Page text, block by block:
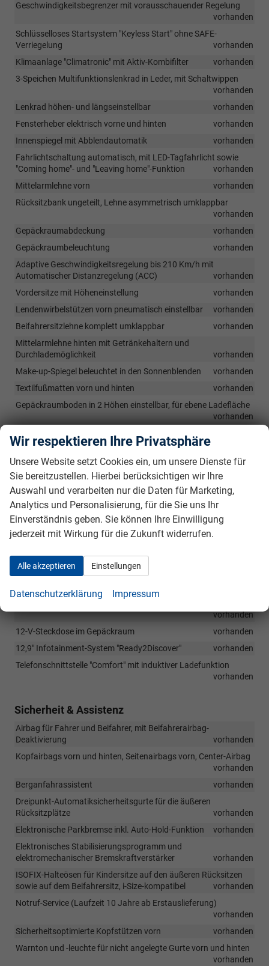
Geschwindigkeitsbegrenzer mit vorausschauender Regelung
vorhanden
Schlüsselloses Startsystem "Keyless Start" ohne SAFE-
Verriegelung
vorhanden
Klimaanlage "Climatronic" mit Aktiv-Kombifilter
vorhanden
3-Speichen Multifunktionslenkrad in Leder, mit Schaltwippen
vorhanden
Lenkrad höhen- und längseinstellbar
vorhanden
Fensterheber elektrisch vorne und hinten
vorhanden
Innenspiegel mit Abblendautomatik
vorhanden
Fahrlichtschaltung automatisch, mit LED-Tagfahrlicht sowie
"Coming home"- und "Leaving home"-Funktion
vorhanden
Mittelarmlehne vorn
vorhanden
Rücksitzbank ungeteilt, Lehne asymmetrisch umklappbar
vorhanden
Gepäckraumabdeckung
vorhanden
Gepäckraumbeleuchtung
vorhanden
Adaptive Geschwindigkeitsregelung bis 210 Km/h mit
Automatischer Distanzregelung (ACC)
vorhanden
Vordersitze mit Höheneinstellung
vorhanden
Lendenwirbelstützen vorn pneumatisch einstellbar
vorhanden
Beifahrersitzlehne komplett umklappbar
vorhanden
Mittelarmlehne hinten mit Getränkehaltern und
Durchlademöglichkeit
vorhanden
Make-up-Spiegel beleuchtet in den Sonnenblenden
vorhanden
Textilfußmatten vorn und hinten
vorhanden
Gepäckraumboden in 2 Höhen einstellbar, für ebene Ladefläche
vorhanden
Infotainment & Kommunikation
Digital Cockpit, mehrfarbig, verschiedene Info-Profile wählbar
vorhanden
6 Lautsprecher
vorhanden
App-Connect Wireless für Apple CarPlay und Android Auto
vorhanden
2 USB-C-Schnittstellen vorn, 1 USB-C-Ladebuchsen an der
Bluetooth-Freisprecheinrichtung
vorhanden
12-V-Steckdose im Gepäckraum
vorhanden
12,9" Infotainment-System "Ready2Discover"
vorhanden
Telefonschnittstelle "Comfort" mit induktiver Ladefunktion
vorhanden
Sicherheit & Assistenz
Airbag für Fahrer und Beifahrer, mit Beifahrerairbag-
Deaktivierung
vorhanden
Kopfairbags vorn und hinten, Seitenairbags vorn, Center-Airbag
vorhanden
Berganfahrassistent
vorhanden
Dreipunkt-Automatiksicherheitsgurte für die äußeren
Rücksitzplätze
vorhanden
Elektronische Parkbremse inkl. Auto-Hold-Funktion
vorhanden
Elektronisches Stabilisierungsprogramm und
elektromechanischer Bremskraftverstärker
vorhanden
ISOFIX-Halteösen für Kindersitze auf den äußeren Rücksitzen
sowie auf dem Beifahrersitz, i-Size-kompatibel
vorhanden
Notruf-Service (Laufzeit 10 Jahre ab Erstauslieferung)
vorhanden
Sicherheitsoptimierte Kopfstützen vorn
vorhanden
Warnton und -leuchte für nicht angelegte Gurte vorn und hinten
vorhanden
Wir respektieren Ihre Privatsphäre
Unsere Website setzt Cookies ein, um unsere Dienste für
Sie bereitzustellen. Hierbei berücksichtigen wir Ihre
Auswahl und verarbeiten nur die Daten für Marketing,
Analytics und Personalisierung, für die Sie uns Ihr
Einverständnis geben. Sie können Ihre Einwilligung
jederzeit mit Wirkung für die Zukunft widerrufen.
Alle akzeptieren Einstellungen
Datenschutzerklärung Impressum